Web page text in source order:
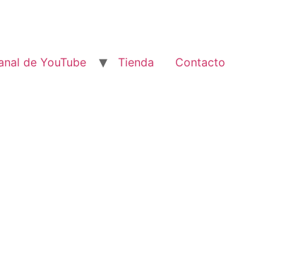
de YouTube Tienda Contacto